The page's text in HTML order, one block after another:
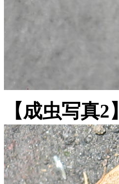
【成虫写真2】